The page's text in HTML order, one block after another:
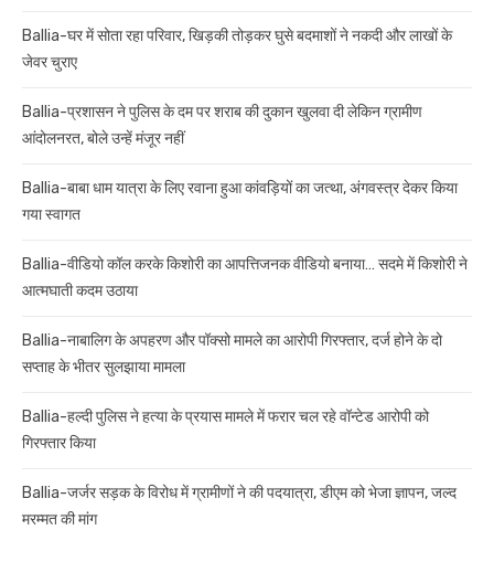
Ballia-घर में सोता रहा परिवार, खिड़की तोड़कर घुसे बदमाशों ने नकदी और लाखों के
जेवर चुराए
Ballia-प्रशासन ने पुलिस के दम पर शराब की दुकान खुलवा दी लेकिन ग्रामीण
आंदोलनरत, बोले उन्हें मंजूर नहीं
Ballia-बाबा धाम यात्रा के लिए रवाना हुआ कांवड़ियों का जत्था, अंगवस्त्र देकर किया
गया स्वागत
Ballia-वीडियो कॉल करके किशोरी का आपत्तिजनक वीडियो बनाया… सदमे में किशोरी ने
आत्मघाती कदम उठाया
Ballia-नाबालिग के अपहरण और पॉक्सो मामले का आरोपी गिरफ्तार, दर्ज होने के दो
सप्ताह के भीतर सुलझाया मामला
Ballia-हल्दी पुलिस ने हत्या के प्रयास मामले में फरार चल रहे वॉन्टेड आरोपी को
गिरफ्तार किया
Ballia-जर्जर सड़क के विरोध में ग्रामीणों ने की पदयात्रा, डीएम को भेजा ज्ञापन, जल्द
मरम्मत की मांग